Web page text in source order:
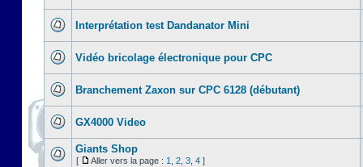
Interprétation test Dandanator Mini
Vidéo bricolage électronique pour CPC
Branchement Zaxon sur CPC 6128 (débutant)
GX4000 Video
Giants Shop
[ Aller vers la page : 1 2 3 4 ]